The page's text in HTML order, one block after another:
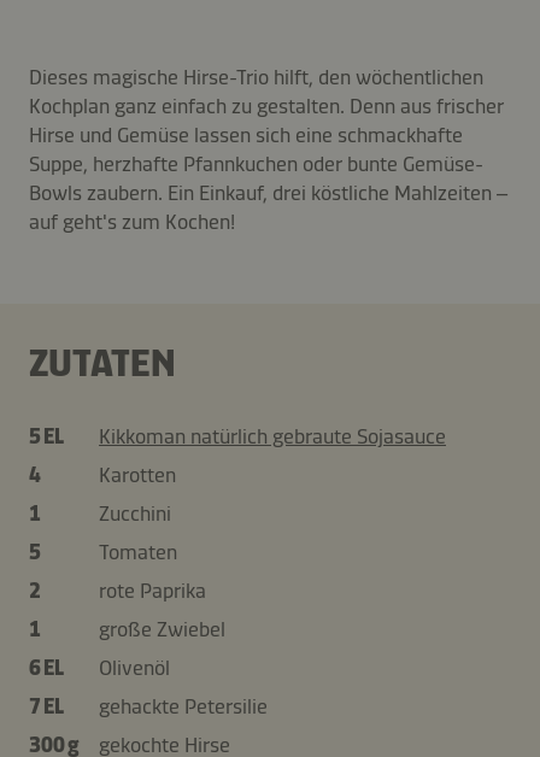
Dieses magische Hirse-Trio hilft, den wöchentlichen
Kochplan ganz einfach zu gestalten. Denn aus frischer
Hirse und Gemüse lassen sich eine schmackhafte
Suppe, herzhafte Pfannkuchen oder bunte Gemüse-
Bowls zaubern. Ein Einkauf, drei köstliche Mahlzeiten –
auf geht's zum Kochen!
ZUTATEN
5 EL
Kikkoman natürlich gebraute Sojasauce
4
Karotten
1
Zucchini
5
Tomaten
2
rote Paprika
1
große Zwiebel
6 EL
Olivenöl
7 EL
gehackte Petersilie
300 g
gekochte Hirse